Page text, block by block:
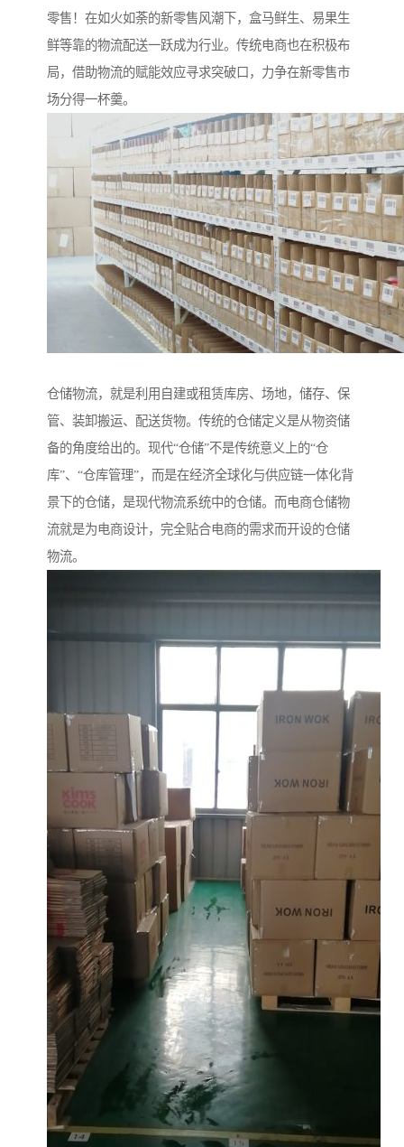
零售！在如火如荼的新零售风潮下，盒马鲜生、易果生
鲜等靠的物流配送一跃成为行业。传统电商也在积极布
局，借助物流的赋能效应寻求突破口，力争在新零售市
场分得一杯羹。
仓储物流，就是利用自建或租赁库房、场地，储存、保
管、装卸搬运、配送货物。传统的仓储定义是从物资储
备的角度给出的。现代“仓储”不是传统意义上的“仓
库”、“仓库管理”，而是在经济全球化与供应链一体化背
景下的仓储，是现代物流系统中的仓储。而电商仓储物
流就是为电商设计，完全贴合电商的需求而开设的仓储
物流。